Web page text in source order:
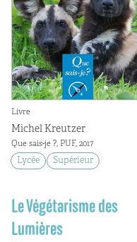
Livre
Michel Kreutzer
Que sais-je ?, PUF, 2017
Lycée Supérieur
Le Végétarisme des
Lumières